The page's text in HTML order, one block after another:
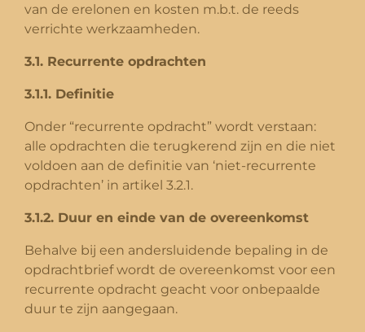
van de erelonen en kosten m.b.t. de reeds
verrichte werkzaamheden.
3.1. Recurrente opdrachten
3.1.1. Definitie
Onder “recurrente opdracht” wordt verstaan:
alle opdrachten die terugkerend zijn en die niet
voldoen aan de definitie van ‘niet-recurrente
opdrachten’ in artikel 3.2.1.
3.1.2. Duur en einde van de overeenkomst
Behalve bij een andersluidende bepaling in de
opdrachtbrief wordt de overeenkomst voor een
recurrente opdracht geacht voor onbepaalde
duur te zijn aangegaan.